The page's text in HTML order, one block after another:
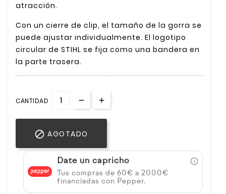
atracción.
Con un cierre de clip, el tamaño de la gorra se
puede ajustar individualmente. El logotipo
circular de STIHL se fija como una bandera en
la parte trasera.
CANTIDAD
 AGOTADO
Date un capricho
Tus compras de 60€ a 2000€
financiadas con Pepper.